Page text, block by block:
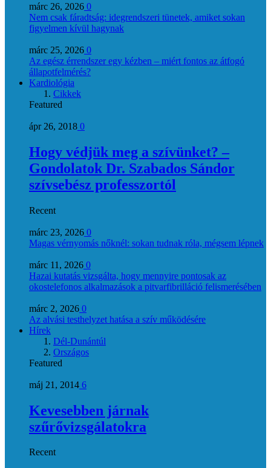
márc 26, 2026 0
Nem csak fáradtság: idegrendszeri tünetek, amiket sokan
figyelmen kívül hagynak
márc 25, 2026 0
Az egész érrendszer egy kézben – miért fontos az átfogó
állapotfelmérés?
Kardiológia
Cikkek
Featured
ápr 26, 2018 0
Hogy védjük meg a szívünket? –
Gondolatok Dr. Szabados Sándor
szívsebész professzortól
Recent
márc 23, 2026 0
Magas vérnyomás nőknél: sokan tudnak róla, mégsem lépnek
márc 11, 2026 0
Hazai kutatás vizsgálta, hogy mennyire pontosak az
okostelefonos alkalmazások a pitvarfibrilláció felismerésében
márc 2, 2026 0
Az alvási testhelyzet hatása a szív működésére
Hírek
Dél-Dunántúl
Országos
Featured
máj 21, 2014 6
Kevesebben járnak
szűrővizsgálatokra
Recent